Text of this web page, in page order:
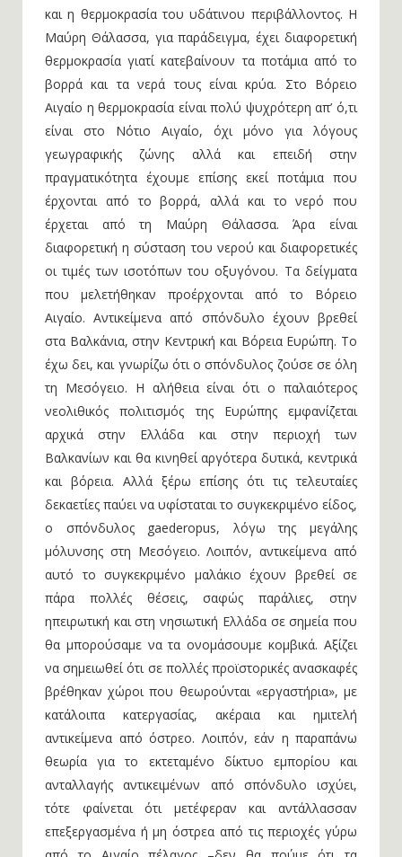
και η θερμοκρασία του υδάτινου περιβάλλοντος. Η
Μαύρη Θάλασσα, για παράδειγμα, έχει διαφορετική
θερμοκρασία γιατί κατεβαίνουν τα ποτάμια από το
βορρά και τα νερά τους είναι κρύα. Στο Βόρειο
Αιγαίο η θερμοκρασία είναι πολύ ψυχρότερη απ’ ό,τι
είναι στο Νότιο Αιγαίο, όχι μόνο για λόγους
γεωγραφικής ζώνης αλλά και επειδή στην
πραγματικότητα έχουμε επίσης εκεί ποτάμια που
έρχονται από το βορρά, αλλά και το νερό που
έρχεται από τη Μαύρη Θάλασσα. Άρα είναι
διαφορετική η σύσταση του νερού και διαφορετικές
οι τιμές των ισοτόπων του οξυγόνου. Τα δείγματα
που μελετήθηκαν προέρχονται από το Βόρειο
Αιγαίο. Αντικείμενα από σπόνδυλο έχουν βρεθεί
στα Βαλκάνια, στην Κεντρική και Βόρεια Ευρώπη. Το
έχω δει, και γνωρίζω ότι ο σπόνδυλος ζούσε σε όλη
τη Μεσόγειο. Η αλήθεια είναι ότι ο παλαιότερος
νεολιθικός πολιτισμός της Ευρώπης εμφανίζεται
αρχικά στην Ελλάδα και στην περιοχή των
Βαλκανίων και θα κινηθεί αργότερα δυτικά, κεντρικά
και βόρεια. Αλλά ξέρω επίσης ότι τις τελευταίες
δεκαετίες παύει να υφίσταται το συγκεκριμένο είδος,
ο σπόνδυλος gaederopus, λόγω της μεγάλης
μόλυνσης στη Μεσόγειο. Λοιπόν, αντικείμενα από
αυτό το συγκεκριμένο μαλάκιο έχουν βρεθεί σε
πάρα πολλές θέσεις, σαφώς παράλιες, στην
ηπειρωτική και στη νησιωτική Ελλάδα σε σημεία που
θα μπορούσαμε να τα ονομάσουμε κομβικά. Αξίζει
να σημειωθεί ότι σε πολλές προϊστορικές ανασκαφές
βρέθηκαν χώροι που θεωρούνται «εργαστήρια», με
κατάλοιπα κατεργασίας, ακέραια και ημιτελή
αντικείμενα από όστρεο. Λοιπόν, εάν η παραπάνω
θεωρία για το εκτεταμένο δίκτυο εμπορίου και
ανταλλαγής αντικειμένων από σπόνδυλο ισχύει,
τότε φαίνεται ότι μετέφεραν και αντάλλασσαν
επεξεργασμένα ή μη όστρεα από τις περιοχές γύρω